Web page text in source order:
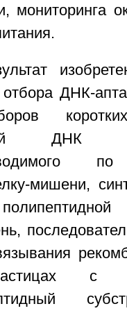
мониторинга
отбора ДНК-
ДНК
мишени,
с